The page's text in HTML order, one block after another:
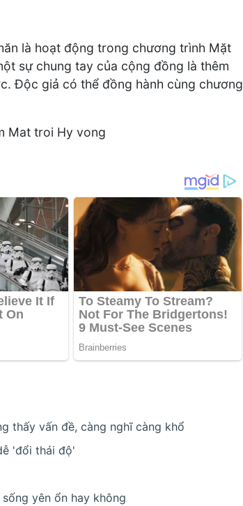
là hoạt động trong chương trình Mặt
sự chung tay của cộng đồng là thêm
Độc giả có thể đồng hành cùng chương
Mat troi Hy vong
thấy vấn đề, càng nghĩ càng khổ
'đổi thái độ'
yên ổn hay không